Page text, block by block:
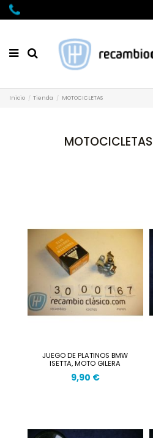
Inicio Tienda MOTOCICLETAS
MOTOCICLETAS
JUEGO DE PLATINOS BMW
ISETTA, MOTO GILERA
9,90 €